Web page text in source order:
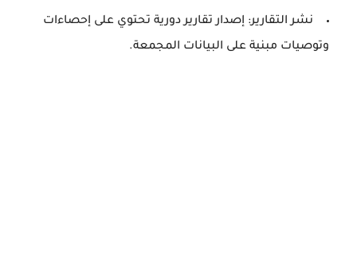
نشر التقارير: إصدار تقارير دورية تحتوي على إحصاءات
وتوصيات مبنية على البيانات المجمعة.